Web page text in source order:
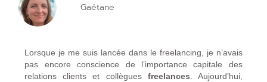
Gaétane
Lorsque je me suis lancée dans le freelancing, je n’avais
pas encore conscience de l’importance capitale des
relations clients et collègues freelances . Aujourd’hui,